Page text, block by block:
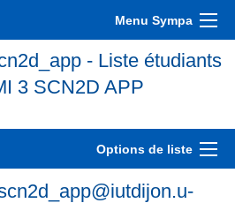
Menu Sympa
- Liste étudiants
3 SCN2D APP
Options de liste